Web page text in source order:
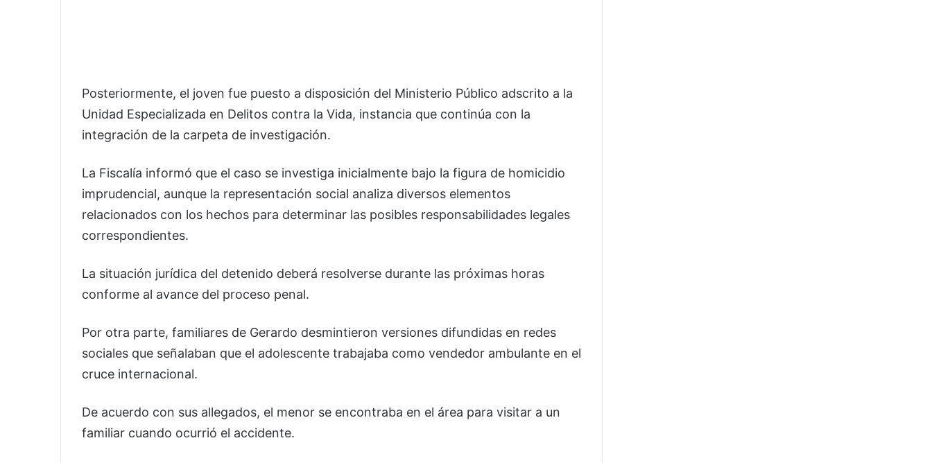
Posteriormente, el joven fue puesto a disposición del Ministerio Público adscrito a la
Unidad Especializada en Delitos contra la Vida, instancia que continúa con la
integración de la carpeta de investigación.
La Fiscalía informó que el caso se investiga inicialmente bajo la figura de homicidio
imprudencial, aunque la representación social analiza diversos elementos
relacionados con los hechos para determinar las posibles responsabilidades legales
correspondientes.
La situación jurídica del detenido deberá resolverse durante las próximas horas
conforme al avance del proceso penal.
Por otra parte, familiares de Gerardo desmintieron versiones difundidas en redes
sociales que señalaban que el adolescente trabajaba como vendedor ambulante en el
cruce internacional.
De acuerdo con sus allegados, el menor se encontraba en el área para visitar a un
familiar cuando ocurrió el accidente.